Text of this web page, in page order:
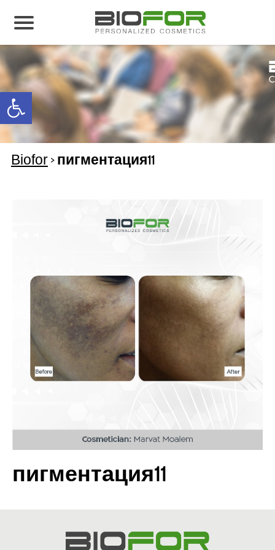
Open toolbar
О нас
Продукция
Результаты лечения
Свяжитесь с нами
Biofor > пигментация11
пигментация11